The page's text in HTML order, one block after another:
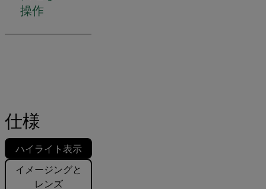
操作
仕様
ハイライト表示
イメージングと
レンズ